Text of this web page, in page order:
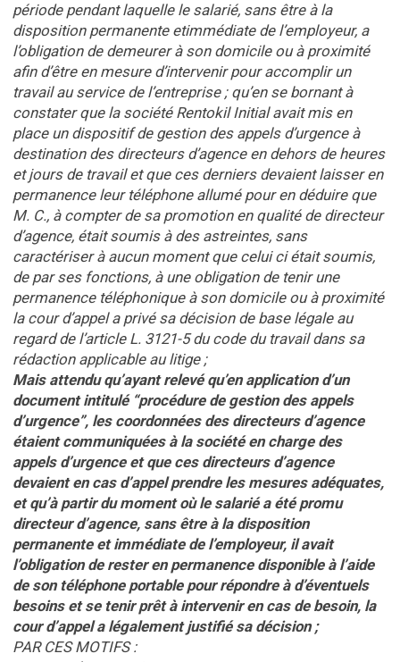
période pendant laquelle le salarié, sans être à la
disposition permanente etimmédiate de l’employeur, a
l’obligation de demeurer à son domicile ou à proximité
afin d’être en mesure d’intervenir pour accomplir un
travail au service de l’entreprise ; qu’en se bornant à
constater que la société Rentokil Initial avait mis en
place un dispositif de gestion des appels d’urgence à
destination des directeurs d’agence en dehors de heures
et jours de travail et que ces derniers devaient laisser en
permanence leur téléphone allumé pour en déduire que
M. C., à compter de sa promotion en qualité de directeur
d’agence, était soumis à des astreintes, sans
caractériser à aucun moment que celui ci était soumis,
de par ses fonctions, à une obligation de tenir une
permanence téléphonique à son domicile ou à proximité
la cour d’appel a privé sa décision de base légale au
regard de l’article L. 3121-5 du code du travail dans sa
rédaction applicable au litige ;
Mais attendu qu’ayant relevé qu’en application d’un
document intitulé “procédure de gestion des appels
d’urgence”, les coordonnées des directeurs d’agence
étaient communiquées à la société en charge des
appels d’urgence et que ces directeurs d’agence
devaient en cas d’appel prendre les mesures adéquates,
et qu’à partir du moment où le salarié a été promu
directeur d’agence, sans être à la disposition
permanente et immédiate de l’employeur, il avait
l’obligation de rester en permanence disponible à l’aide
de son téléphone portable pour répondre à d’éventuels
besoins et se tenir prêt à intervenir en cas de besoin, la
cour d’appel a légalement justifié sa décision ;
PAR CES MOTIFS :